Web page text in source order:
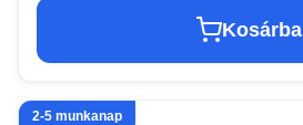
Kosárba
2-5 munkanap